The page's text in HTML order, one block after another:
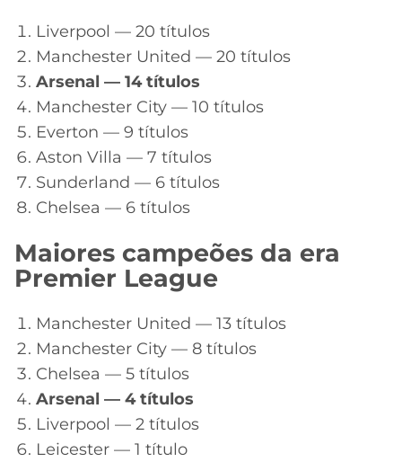
Liverpool — 20 títulos
Manchester United — 20 títulos
Arsenal — 14 títulos
Manchester City — 10 títulos
Everton — 9 títulos
Aston Villa — 7 títulos
Sunderland — 6 títulos
Chelsea — 6 títulos
Maiores campeões da era
Premier League
Manchester United — 13 títulos
Manchester City — 8 títulos
Chelsea — 5 títulos
Arsenal — 4 títulos
Liverpool — 2 títulos
Leicester — 1 título